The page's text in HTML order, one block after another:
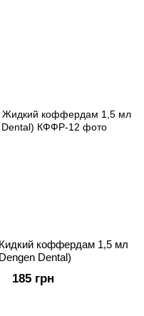
коффердам 1,5 мл
Dental)
185 грн